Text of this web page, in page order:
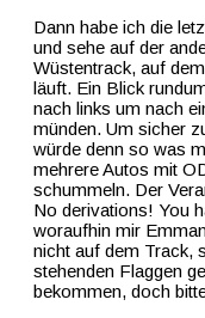
Dann habe ich die
und sehe auf der
Wüstentrack, auf
läuft. Ein Blick
nach links um nach
münden. Um sicher
würde denn so was
mehrere Autos mit
schummeln. Der
No derivations! You
woraufhin mir
nicht auf dem Track,
stehenden Flaggen
bekommen, doch